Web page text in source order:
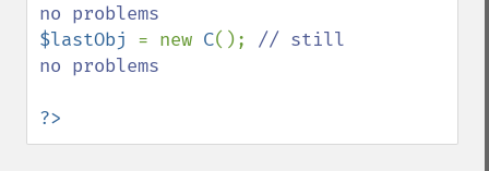
$lastObj = new C(); // still
no problems
?>